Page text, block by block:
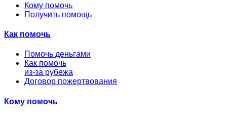
Кому помочь
Получить помощь
Как помочь
Помочь деньгами
Как помочь
из-за рубежа
Договор пожертвования
Кому помочь